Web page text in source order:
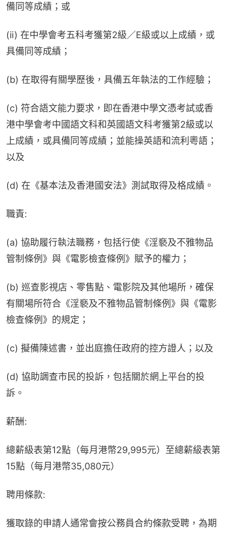
備同等成績；或
(ii) 在中學會考五科考獲第2級／E級或以上成績，或
具備同等成績；
(b) 在取得有關學歷後，具備五年執法的工作經驗；
(c) 符合語文能力要求，即在香港中學文憑考試或香
港中學會考中國語文科和英國語文科考獲第2級或以
上成績，或具備同等成績；並能操英語和流利粵語；
以及
(d) 在《基本法及香港國安法》測試取得及格成績。
職責:
(a) 協助履行執法職務，包括行使《淫褻及不雅物品
管制條例》與《電影檢查條例》賦予的權力；
(b) 巡查影視店、零售點、電影院及其他場所，確保
有關場所符合《淫褻及不雅物品管制條例》與《電影
檢查條例》的規定；
(c) 擬備陳述書，並出庭擔任政府的控方證人；以及
(d) 協助調查市民的投訴，包括關於網上平台的投
訴。
薪酬:
總薪級表第12點（每月港幣29,995元）至總薪級表第
15點（每月港幣35,080元）
聘用條款:
獲取錄的申請人通常會按公務員合約條款受聘，為期